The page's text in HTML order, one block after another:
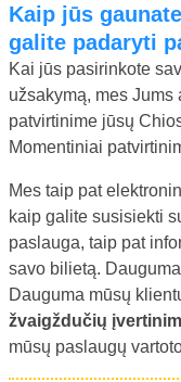
Kaip jūs gaunate savo bilietą ir kaip jūs
galite padaryti
Kai jūs pasirinkote
užsakymą, mes
patvirtinime jūsų
Momentiniai
Mes taip pat
kaip galite susisiekti
paslauga, taip pat
savo bilietą.
Dauguma mūsų
žvaigždučių
mūsų paslaugų